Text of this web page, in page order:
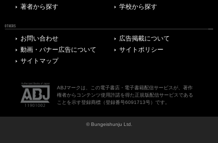
著者から探す
学校から探す
OTHERS
お問い合わせ
広告掲載について
動画・バナー広告について
サイトポリシー
サイトマップ
ABJマークは、この電子書店・電子書籍配信サービスが、著作
権者からコンテンツ使用許諾を得た正規版配信サービスである
ことを示す登録商標（登録番号6091713号）です。
© Bungeishunju Ltd.